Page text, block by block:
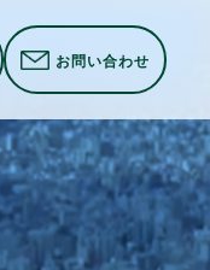
お問い合わせ